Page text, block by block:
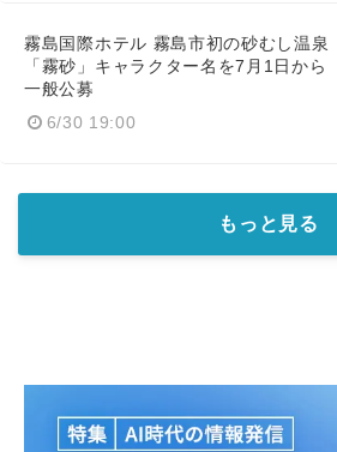
霧島国際ホテル 霧島市初の砂むし温泉
「霧砂」キャラクター名を7月1日から
一般公募
6/30 19:00
もっと見る